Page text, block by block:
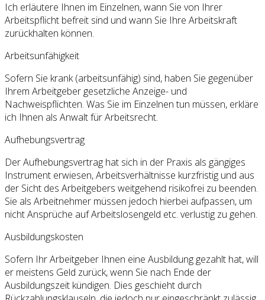
Ich erläutere Ihnen im Einzelnen, wann Sie von Ihrer
Arbeitspflicht befreit sind und wann Sie Ihre Arbeitskraft
zurückhalten können.
Arbeitsunfähigkeit
Sofern Sie krank (arbeitsunfähig) sind, haben Sie gegenüber
Ihrem Arbeitgeber gesetzliche Anzeige- und
Nachweispflichten. Was Sie im Einzelnen tun müssen, erkläre
ich Ihnen als Anwalt für Arbeitsrecht.
Aufhebungsvertrag
Der Aufhebungsvertrag hat sich in der Praxis als gängiges
Instrument erwiesen, Arbeitsverhältnisse kurzfristig und aus
der Sicht des Arbeitgebers weitgehend risikofrei zu beenden.
Sie als Arbeitnehmer müssen jedoch hierbei aufpassen, um
nicht Ansprüche auf Arbeitslosengeld etc. verlustig zu gehen.
Ausbildungskosten
Sofern Ihr Arbeitgeber Ihnen eine Ausbildung gezahlt hat, will
er meistens Geld zurück, wenn Sie nach Ende der
Ausbildungszeit kündigen. Dies geschieht durch